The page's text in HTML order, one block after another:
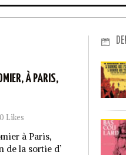
À PARIS,
0 Likes
à Paris,
de la sortie d’